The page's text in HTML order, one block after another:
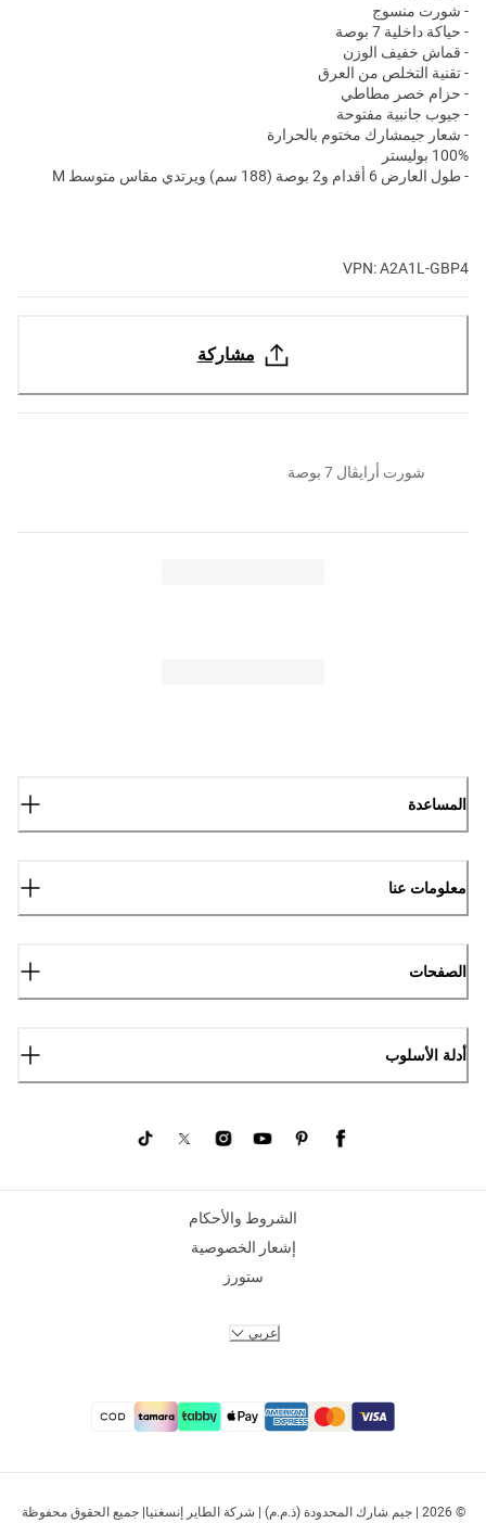
- شورت منسوج
- حياكة داخلية 7 بوصة
- قماش خفيف الوزن
- تقنية التخلص من العرق
- حزام خصر مطاطي
- جيوب جانبية مفتوحة
- شعار جيمشارك مختوم بالحرارة
100% بوليستر
- طول العارض 6 أقدام و2 بوصة (188 سم) ويرتدي مقاس متوسط M
VPN: A2A1L-GBP4
مشاركة
شورت أرايڤال 7 بوصة
المساعدة
معلومات عنا
الصفحات
أدلة الأسلوب
© 2026 | جيم شارك المحدودة (ذ.م.م) | شركة الطاير إنسغنيا| جميع الحقوق محفوظة
الشروط والأحكام
إشعار الخصوصية
ستورز
عربي